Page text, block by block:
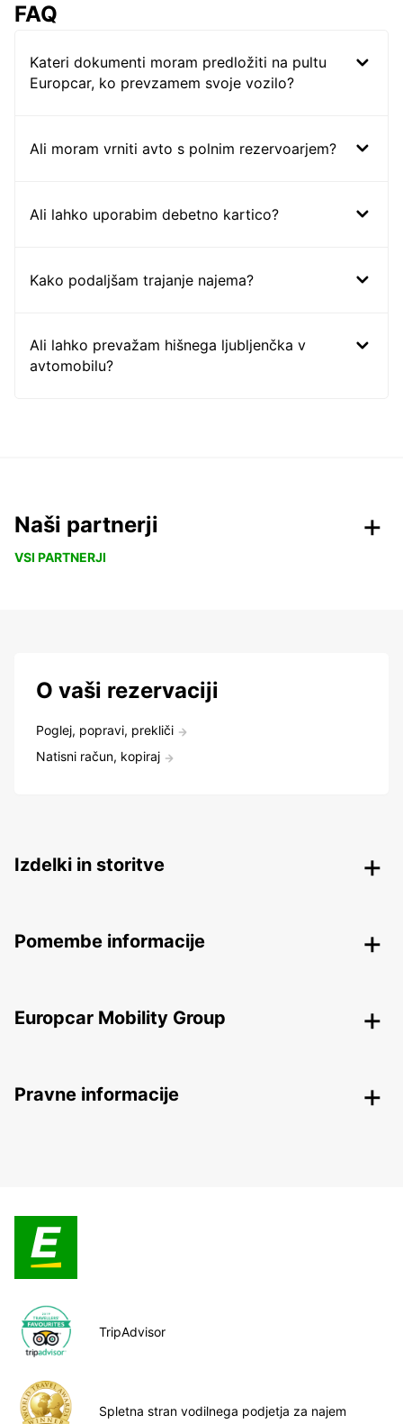
FAQ
Kateri dokumenti moram predložiti na pultu
Europcar, ko prevzamem svoje vozilo?
Ali moram vrniti avto s polnim rezervoarjem?
Ali lahko uporabim debetno kartico?
Kako podaljšam trajanje najema?
Ali lahko prevažam hišnega ljubljenčka v
avtomobilu?
Naši partnerji
VSI PARTNERJI
O vaši rezervaciji
Poglej, popravi, prekliči
Natisni račun, kopiraj
Izdelki in storitve
Pomembe informacije
Europcar Mobility Group
Pravne informacije
TripAdvisor
Spletna stran vodilnega podjetja za najem